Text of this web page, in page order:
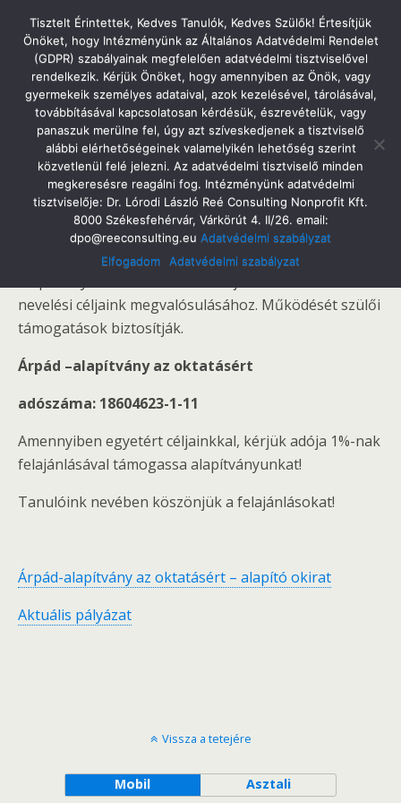
Tatabányai Árpád Gimnázium
Alapítvány
Az adóbevallások határidejének közeledtével felhívjuk
figyelmet arra, hogy adója 1%-t iskolánk
alapítványának is felajánlhatja.
nevelési céljaink megvalósulásához. Működését szülői
támogatások biztosítják.
Árpád –alapítvány az oktatásért
adószáma: 18604623-1-11
Amennyiben egyetért céljainkkal, kérjük adója 1%-nak
felajánlásával támogassa alapítványunkat!
Tanulóink nevében köszönjük a felajánlásokat!
Árpád-alapítvány az oktatásért – alapító okirat
Aktuális pályázat
Vissza a tetejére
Mobil Asztali
Tisztelt Érintettek, Kedves Tanulók, Kedves Szülők! Értesítjük
Önöket, hogy Intézményünk az Általános Adatvédelmi Rendelet
(GDPR) szabályainak megfelelően adatvédelmi tisztviselővel
rendelkezik. Kérjük Önöket, hogy amennyiben az Önök, vagy
gyermekeik személyes adataival, azok kezelésével, tárolásával,
továbbításával kapcsolatosan kérdésük, észrevételük, vagy
panaszuk merülne fel, úgy azt szíveskedjenek a tisztviselő
alábbi elérhetőségeinek valamelyikén lehetőség szerint
közvetlenül felé jelezni. Az adatvédelmi tisztviselő minden
megkeresésre reagálni fog. Intézményünk adatvédelmi
tisztviselője: Dr. Lórodi László Reé Consulting Nonprofit Kft.
8000 Székesfehérvár, Várkörút 4. II/26. email:
dpo@reeconsulting.eu Adatvédelmi szabályzat
Elfogadom
Adatvédelmi szabályzat